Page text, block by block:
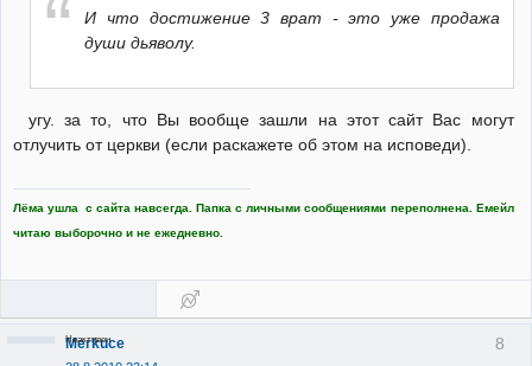
И что достижение 3 врат - это уже продажа
души дьяволу.
угу. за то, что Вы вообще зашли на этот сайт Вас могут
отлучить от церкви (если раскажете об этом на исповеди).
Лёма ушла с сайта навсегда. Папка с личными сообщениями переполнена. Емейл
читаю выборочно и не ежедневно.
8
Merkuce
Неактивен